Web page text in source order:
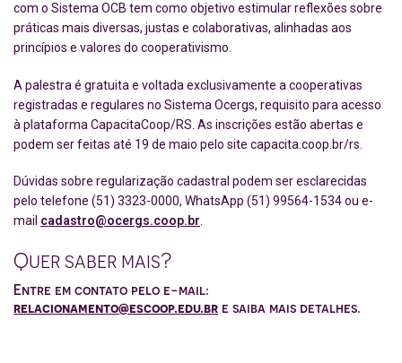
com o Sistema OCB tem como objetivo estimular reflexões sobre
práticas mais diversas, justas e colaborativas, alinhadas aos
princípios e valores do cooperativismo.
A palestra é gratuita e voltada exclusivamente a cooperativas
registradas e regulares no Sistema Ocergs, requisito para acesso
à plataforma CapacitaCoop/RS. As inscrições estão abertas e
podem ser feitas até 19 de maio pelo site capacita.coop.br/rs.
Dúvidas sobre regularização cadastral podem ser esclarecidas
pelo telefone (51) 3323-0000, WhatsApp (51) 99564-1534 ou e-
mail cadastro@ocergs.coop.br
Quer saber mais?
Entre em contato pelo e-mail:
relacionamento@escoop.edu.br e saiba mais detalhes.